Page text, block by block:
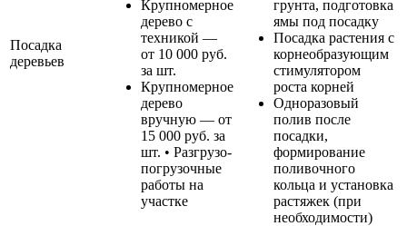
Посадка
деревьев
Крупномерное
дерево с
техникой —
от 10 000 руб.
за шт.
Крупномерное
дерево
вручную — от
15 000 руб. за
шт. • Разгрузо-
погрузочные
работы на
участке
грунта, подготовка
ямы под посадку
Посадка растения с
корнеобразующим
стимулятором
роста корней
Одноразовый
полив после
посадки,
формирование
поливочного
кольца и установка
растяжек (при
необходимости)